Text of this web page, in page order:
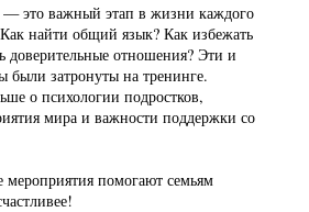
— это важный этап в жизни каждого
найти общий язык? Как избежать
доверительные отношения? Эти и
были затронуты на тренинге.
о психологии подростков,
мира и важности поддержки со
помогают семьям